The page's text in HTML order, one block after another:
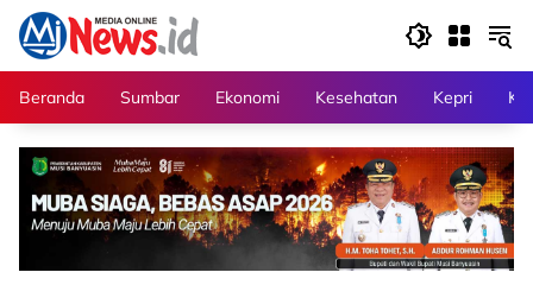
Langsung
konten
Beranda
Sumbar Ekonomi Kesehatan Kepri